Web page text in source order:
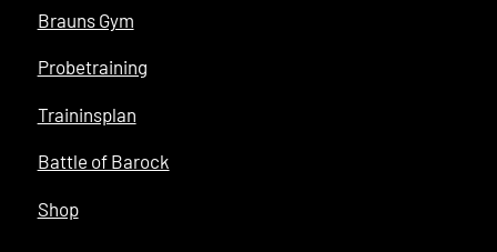
Brauns Gym
Probetraining
Traininsplan
Battle of Barock
Shop